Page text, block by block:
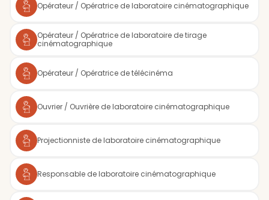
Opérateur / Opératrice de laboratoire cinématographique
Opérateur / Opératrice de laboratoire de tirage
cinématographique
Opérateur / Opératrice de télécinéma
Ouvrier / Ouvrière de laboratoire cinématographique
Projectionniste de laboratoire cinématographique
Responsable de laboratoire cinématographique